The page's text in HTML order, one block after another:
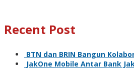
Recent Post
BTN dan BRIN Bangun
JakOne Mobile Antar Bank